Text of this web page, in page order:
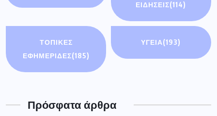
ΕΙΔΉΣΕΙΣ(114)
ΤΟΠΙΚΕΣ
ΕΦΗΜΕΡΙΔΕΣ(185)
ΥΓΕΙΑ(193)
Πρόσφατα άρθρα